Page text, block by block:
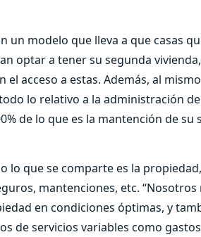
un modelo que lleva a que casas
optar a tener su segunda
acceso a estas. Además, al
lo relativo a la administración
de lo que es la mantención de su
lo que se comparte es la
mantenciones, etc.
en condiciones óptimas, y
de servicios variables como